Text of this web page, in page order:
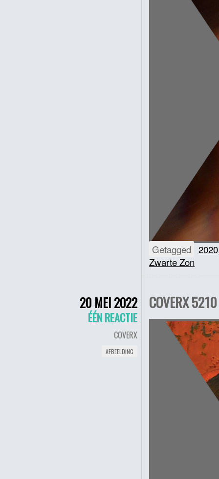
Getagged 2020
Zwarte Zon
20 MEI 2022
ÉÉN REACTIE
COVERX
AFBEELDING
COVERX